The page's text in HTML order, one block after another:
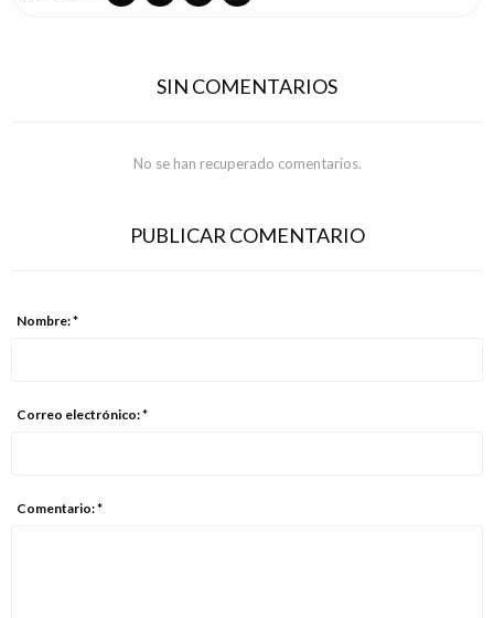
SIN COMENTARIOS
No se han recuperado comentarios.
PUBLICAR COMENTARIO
Nombre: *
Correo electrónico: *
Comentario: *